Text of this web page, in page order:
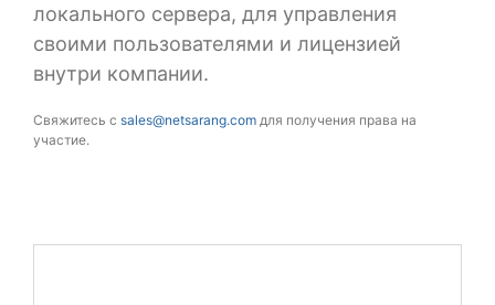
локального сервера, для управления
своими пользователями и лицензией
внутри компании.
Свяжитесь с sales@netsarang.com для получения права на
участие.